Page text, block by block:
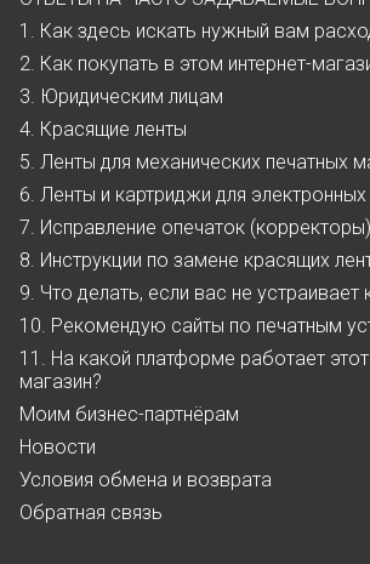
1. Как здесь искать нужный вам
2. Как покупать в этом интернет-
3. Юридическим лицам
4. Красящие ленты
5. Ленты для механических печатных
6. Ленты и картриджи для
7. Исправление опечаток (корректоры)
8. Инструкции по замене красящих
9. Что делать, если вас не устраивает
10. Рекомендую сайты по печатным
11. На какой платформе работает этот
магазин?
Моим бизнес-партнёрам
Новости
Условия обмена и возврата
Обратная связь